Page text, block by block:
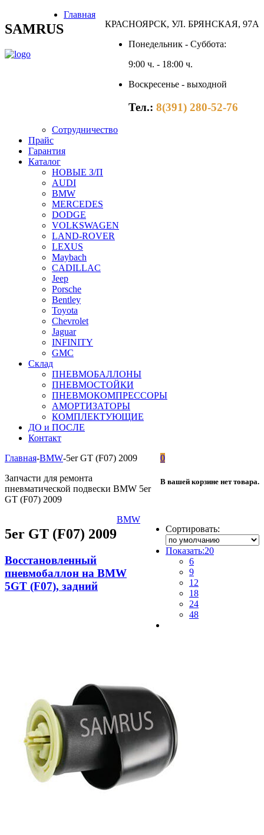
SAMRUS
КРАСНОЯРСК, УЛ. БРЯНСКАЯ, 97А
Понедельник - Суббота:
9:00 ч. - 18:00 ч.
Воскресенье - выходной
Тел.: 8(391) 280-52-76
Главная
Сотрудничество
Прайс
Гарантия
Каталог
НОВЫЕ З/П
AUDI
BMW
MERCEDES
DODGE
VOLKSWAGEN
LAND-ROVER
LEXUS
Maybach
CADILLAC
Jeep
Porsche
Bentley
Toyota
Chevrolet
Jaguar
INFINITY
GMC
Склад
ПНЕВМОБАЛЛОНЫ
ПНЕВМОСТОЙКИ
ПНЕВМОКОМПРЕССОРЫ
АМОРТИЗАТОРЫ
КОМПЛЕКТУЮЩИЕ
ДО и ПОСЛЕ
Контакт
0
В вашей корзине нет товара.
Главная-BMW-5er GT (F07) 2009
Запчасти для ремонта
пневматической подвески BMW 5er
GT (F07) 2009
5er GT (F07) 2009 Сортировать:
Показать:20
6
9
12
18
24
48
BMW
Восстановленный
пневмобаллон на BMW
5GT (F07), задний